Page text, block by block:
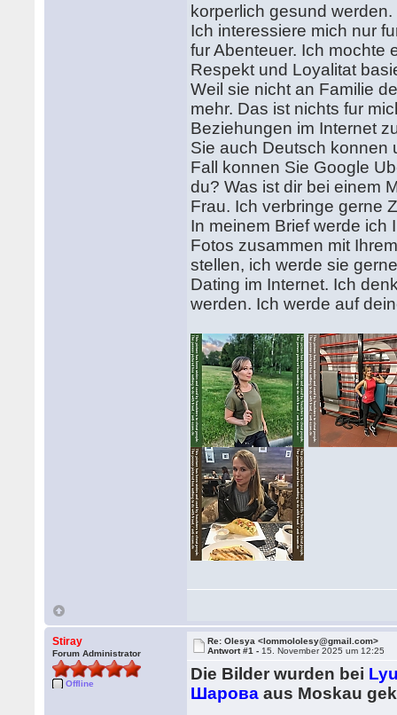
korperlich gesund
Ich interessiere mich nur
fur Abenteuer. Ich mochte
Respekt und Loyalitat
Weil sie nicht an Familie
mehr. Das ist nichts fur
Beziehungen im Internet
Sie auch Deutsch konnen
Fall konnen Sie Google
du? Was ist dir bei einem
Frau. Ich verbringe gerne
In meinem Brief werde
Fotos zusammen mit
stellen, ich werde sie
Dating im Internet. Ich
werden. Ich werde auf
Stiray
Forum Administrator
Offline
Re: Olesya <lommololesy@gmail.com>
Antwort #1 - 15. November 2025 um 12:25
Die Bilder wurden bei
Шарова aus Moskau